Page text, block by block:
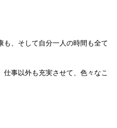
も、そして自分一人の時間も全て
事以外も充実させて、色々なこ